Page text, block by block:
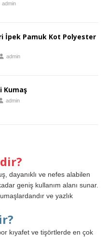
admin
İpek Pamuk Kot Polyester
admin
Kumaş
admin
dayanıklı ve nefes alabilen
geniş kullanım alanı sunar.
ve yazlık
kıyafet ve tişörtlerde en çok